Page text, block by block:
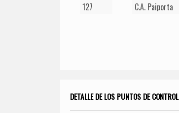
DETALLE DE LOS PUNTOS DE CONTROL